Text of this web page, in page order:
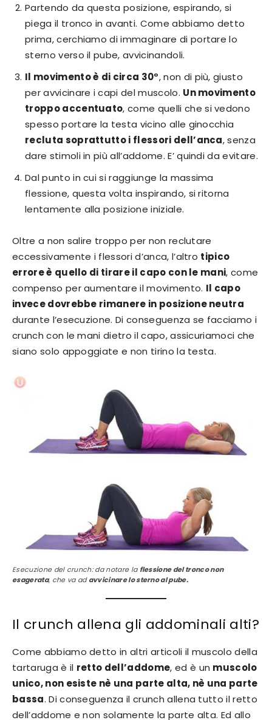
Partendo da questa posizione, espirando, si
piega il tronco in avanti. Come abbiamo detto
prima, cerchiamo di immaginare di portare lo
sterno verso il pube, avvicinandoli.
Il movimento è di circa 30°, non di più, giusto
per avvicinare i capi del muscolo. Un movimento
troppo accentuato, come quelli che si vedono
spesso portare la testa vicino alle ginocchia
recluta soprattutto i flessori dell’anca, senza
dare stimoli in più all’addome. E’ quindi da evitare.
Dal punto in cui si raggiunge la massima
flessione, questa volta inspirando, si ritorna
lentamente alla posizione iniziale.
Oltre a non salire troppo per non reclutare
eccessivamente i flessori d’anca, l’altro tipico
errore è quello di tirare il capo con le mani, come
compenso per aumentare il movimento. Il capo
invece dovrebbe rimanere in posizione neutra
durante l’esecuzione. Di conseguenza se facciamo i
crunch con le mani dietro il capo, assicuriamoci che
siano solo appoggiate e non tirino la testa.
Esecuzione del crunch: da notare la flessione del tronco non
esagerata, che va adavvicinare lo sterno al pube.
Il crunch allena gli addominali alti?
Come abbiamo detto in altri articoli il muscolo della
tartaruga è il retto dell’addome, ed è un muscolo
unico, non esiste nè una parte alta, nè una parte
bassa. Di conseguenza il crunch allena tutto il retto
dell’addome e non solamente la parte alta. Ed allo